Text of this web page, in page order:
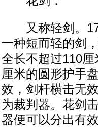
又称轻剑。17
一种短而轻的剑
全长不超过110
厘米的圆形护手
效，剑杆横击无
为裁判器。花剑
器便可以分出有